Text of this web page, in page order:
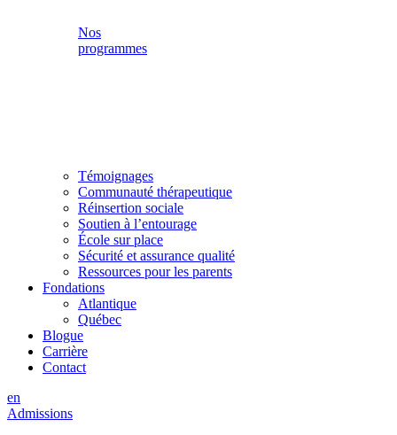
Nos
programmes
Témoignages
Communauté thérapeutique
Réinsertion sociale
Soutien à l’entourage
École sur place
Sécurité et assurance qualité
Ressources pour les parents
Fondations
Atlantique
Québec
Blogue
Carrière
Contact
en
Admissions